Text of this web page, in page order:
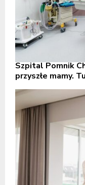
Szpital Pomnik
przyszłe mamy.